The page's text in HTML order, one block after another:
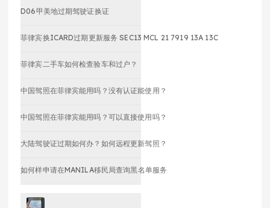
D06甲美地过期驾驶证换证
菲律宾换ICARD过期更新服务 SEC13 MCL 21 7919 13A 13C
菲律宾二手车如何检查验车和过户？
中国驾照在菲律宾能用吗？没有认证能使用？
中国驾照在菲律宾能用吗？可以直接使用吗？
大陆驾驶证过期如何办？如何远程更新驾照？
如何样申请在MANILA移民局查询黑名单服务